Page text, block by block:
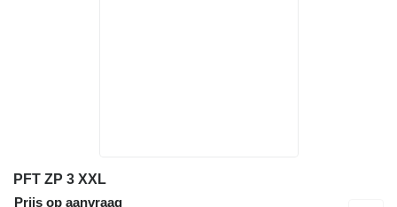
PFT ZP 3 XXL
Prijs op aanvraag